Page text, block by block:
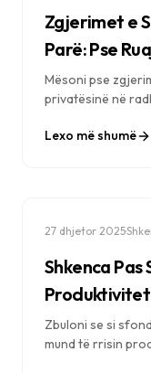
Zgjerimet e
Parë: Pse
Rëndësishme
Mësoni pse
privatësinë në
mbrojtura.
Lexo më shumë
27 dhjetor 2025·
Shkenca
Zbuloni se si
mund të rrisin